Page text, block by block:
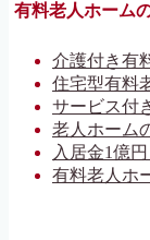
有料老人ホーム
介護付き有
住宅型有料
サービス付
老人ホーム
入居金1億
有料老人ホ